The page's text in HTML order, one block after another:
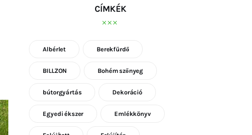
CÍMKÉK
Albérlet Berekfürdő
BILLZON Bohém szőnyeg
bútorgyártás Dekoráció
Egyedi ékszer Emlékkönyv